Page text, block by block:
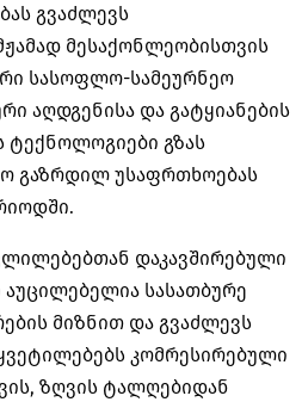
გვაძლევს
მესაქონლეობისთვის
სასოფლო-სამეურნეო
აღდგენისა და გატყიანების
ტექნოლოგიები გზას
გაზრდილ უსაფრთხოებას
დაკავშირებული
სასათბურე
მიზნით და გვაძლევს
კომრესირებული
ზღვის ტალღებიდან